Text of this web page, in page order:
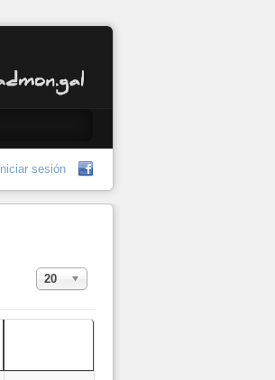
Iniciar sesión
Amosar #
20